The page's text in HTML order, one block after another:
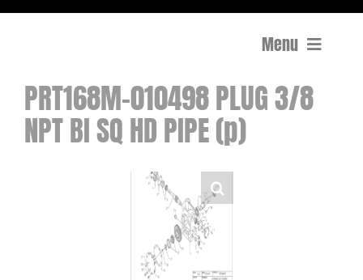
Menu
Compactage
Équipements de chantier
Surfaçage et rectification des sols
PRT168M-010498 PLUG 3/8
NPT BI SQ HD PIPE (p)